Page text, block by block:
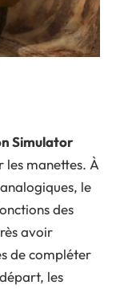
Simulator
les manettes. À
le
des
avoir
de compléter
les